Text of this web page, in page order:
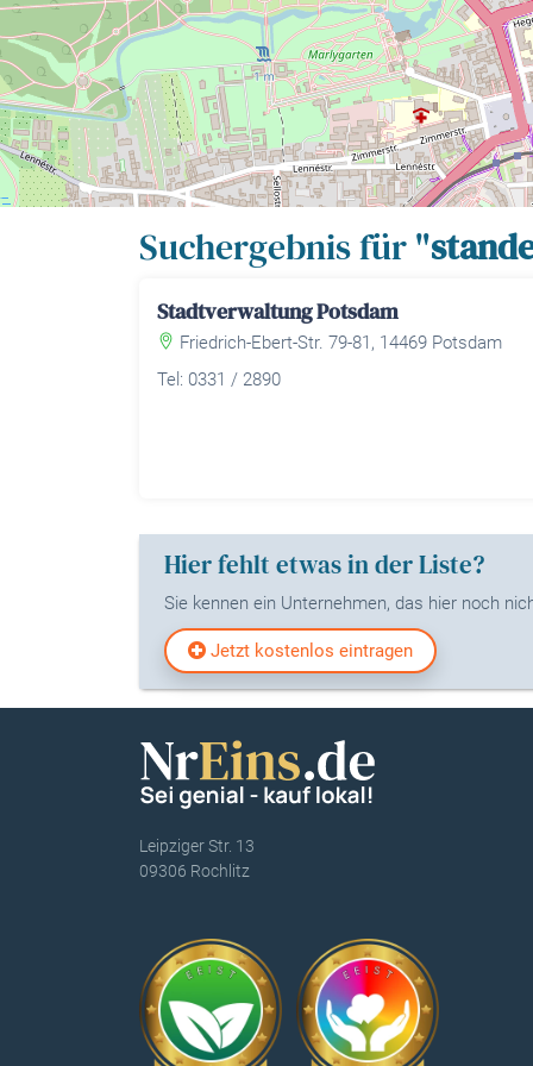
Suchergebnis für "
Stadtverwaltung Potsdam
Friedrich-Ebert-Str. 79-81, 14469 Potsdam
Tel: 0331 / 2890
Hier fehlt etwas in der Liste?
Sie kennen ein Unternehmen, das hier noch
Jetzt kostenlos eintragen
Leipziger Str. 13
09306 Rochlitz